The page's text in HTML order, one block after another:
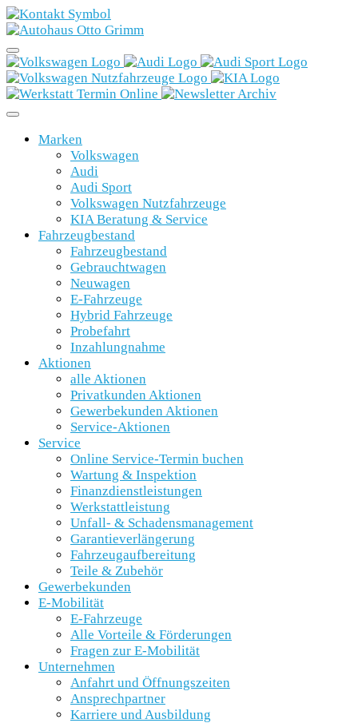
Marken
Volkswagen
Audi
Audi Sport
Volkswagen Nutzfahrzeuge
KIA Beratung & Service
Fahrzeugbestand
Fahrzeugbestand
Gebrauchtwagen
Neuwagen
E-Fahrzeuge
Hybrid Fahrzeuge
Probefahrt
Inzahlungnahme
Aktionen
alle Aktionen
Privatkunden Aktionen
Gewerbekunden Aktionen
Service-Aktionen
Service
Online Service-Termin buchen
Wartung & Inspektion
Finanzdienstleistungen
Werkstattleistung
Unfall- & Schadensmanagement
Garantieverlängerung
Fahrzeugaufbereitung
Teile & Zubehör
Gewerbekunden
E-Mobilität
E-Fahrzeuge
Alle Vorteile & Förderungen
Fragen zur E-Mobilität
Unternehmen
Anfahrt und Öffnungszeiten
Ansprechpartner
Karriere und Ausbildung